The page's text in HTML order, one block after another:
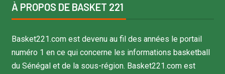
À PROPOS DE BASKET 221
Basket221.com est devenu au fil des années le portail
numéro 1 en ce qui concerne les informations basketball
du Sénégal et de la sous-région. Basket221.com est